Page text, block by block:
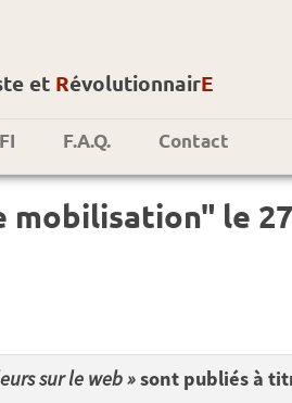
et RévolutionnairE
F.A.Q. Contact
mobilisation" le
sur le web »sont publiés à